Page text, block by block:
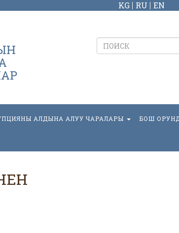
KG RU EN
АЛДЫНА АЛУУ ЧАРАЛАРЫ БОШ